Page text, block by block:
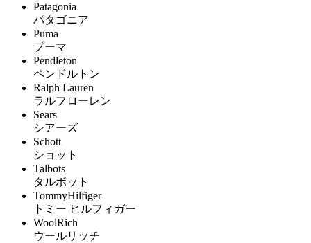
Patagonia
パタゴニア
Puma
プーマ
Pendleton
ペンドルトン
Ralph Lauren
ラルフローレン
Sears
シアーズ
Schott
ショット
Talbots
タルボット
TommyHilfiger
トミー ヒルフィガー
WoolRich
ウールリッチ